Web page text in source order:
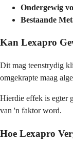
Ondergewig
Bestaande
Kan Lexapro
Dit mag teenstrydig
omgekrapte maag
Hierdie effek is egter
van 'n faktor word.
Hoe Lexapro